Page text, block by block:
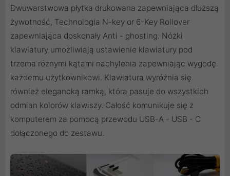
Dwuwarstwowa płytka drukowana zapewniająca dłuższą
żywotność, Technologia N-key or 6-Key Rollover
zapewniająca doskonały Anti - ghosting. Nóżki
klawiatury umożliwiają ustawienie klawiatury pod
trzema różnymi kątami nachylenia zapewniając wygodę
każdemu użytkownikowi. Klawiatura wyróżnia się
również elegancką ramką, która pasuje do wszystkich
odmian kolorów klawiszy. Całość komunikuje się z
komputerem za pomocą przewodu USB-A - USB - C
dołączonego do zestawu.